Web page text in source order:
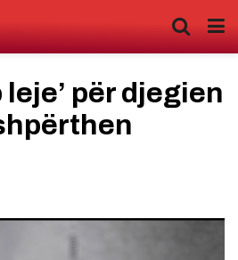
leje’ për djegien